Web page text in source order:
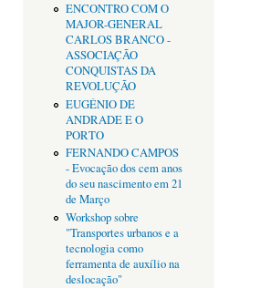
ENCONTRO COM O
MAJOR-GENERAL
CARLOS BRANCO -
ASSOCIAÇÃO
CONQUISTAS DA
REVOLUÇÃO
EUGÉNIO DE
ANDRADE E O
PORTO
FERNANDO CAMPOS
- Evocação dos cem anos
do seu nascimento em 21
de Março
Workshop sobre
"Transportes urbanos e a
tecnologia como
ferramenta de auxílio na
deslocação"